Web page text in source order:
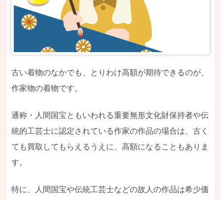
古い着物のなかでも、とりわけ高額が期待できるのが、
作家物の着物です。
通称・人間国宝ともいわれる重要無形文化財保持者や伝
統的工芸士に認定されている作家の作品の場合は、古く
ても買取してもらえるうえに、高額になることもありま
す。
特に、人間国宝や伝統工芸士などの故人の作品は希少価